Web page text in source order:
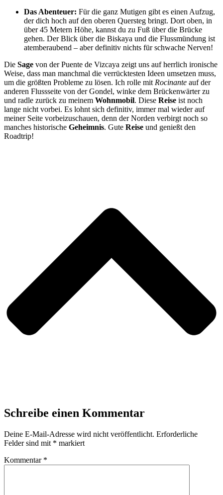
Das Abenteuer: Für die ganz Mutigen gibt es einen Aufzug,
der dich hoch auf den oberen Quersteg bringt. Dort oben, in
über 45 Metern Höhe, kannst du zu Fuß über die Brücke
gehen. Der Blick über die Biskaya und die Flussmündung ist
atemberaubend – aber definitiv nichts für schwache Nerven!
Die Sage von der Puente de Vizcaya zeigt uns auf herrlich ironische
Weise, dass man manchmal die verrücktesten Ideen umsetzen muss,
um die größten Probleme zu lösen. Ich rolle mit Rocinante auf der
anderen Flussseite von der Gondel, winke dem Brückenwärter zu
und radle zurück zu meinem Wohnmobil. Diese Reise ist noch
lange nicht vorbei. Es lohnt sich definitiv, immer mal wieder auf
meiner Seite vorbeizuschauen, denn der Norden verbirgt noch so
manches historische Geheimnis. Gute Reise und genießt den
Roadtrip!
Schreibe einen Kommentar
Deine E-Mail-Adresse wird nicht veröffentlicht. Erforderliche
Felder sind mit * markiert
Kommentar *